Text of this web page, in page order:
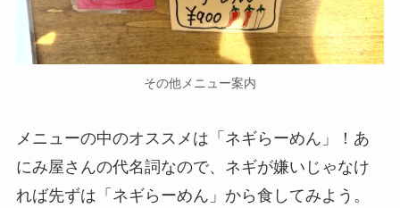
その他メニュー案内
メニューの中のオススメは「ネギらーめん」！あ
にみ屋さんの代名詞なので、ネギが嫌いじゃなけ
れば先ずは「ネギらーめん」から食してみよう。